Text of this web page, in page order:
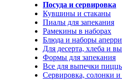
Посуда и сервировка
Кувшины и стаканы
Пиалы для запекания
Рамекины в наборах
Блюда и наборы
Для десерта, хлеба и
Формы для запекания
Все для выпечки
Сервировка, солонки и